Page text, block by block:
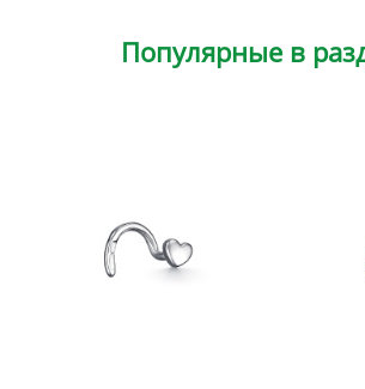
Популярные в